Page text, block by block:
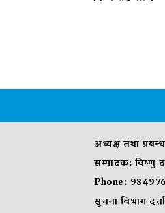
अध्यक्ष तथा
सम्पादक: विष्णु
Phone:
सूचना विभाग